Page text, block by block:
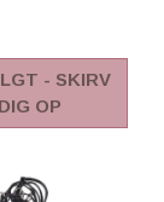
- SKIRV
DIG OP